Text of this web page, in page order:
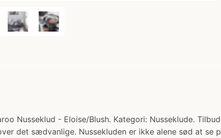
Nusseklud - Eloise/Blush. Kategori: Nusseklude.
det sædvanlige. Nussekluden er ikke alene sød at